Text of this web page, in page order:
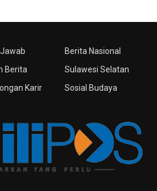
Berita
Karir
Berita Nasional
Sulawesi Selatan
Sosial Budaya